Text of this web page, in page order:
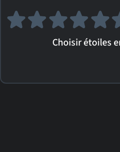
Choisir étoiles